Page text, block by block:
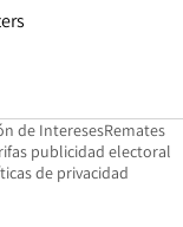
window
de InteresesOpens in
Remates
in new window
publicidad electoral
de privacidad